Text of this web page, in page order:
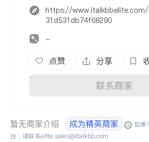
https://
31d531db74f68290
-
点赞 分享
联系商家
暂无商家介绍 成为精英商家
如果
台，请联系elite.sales@italkbb.com